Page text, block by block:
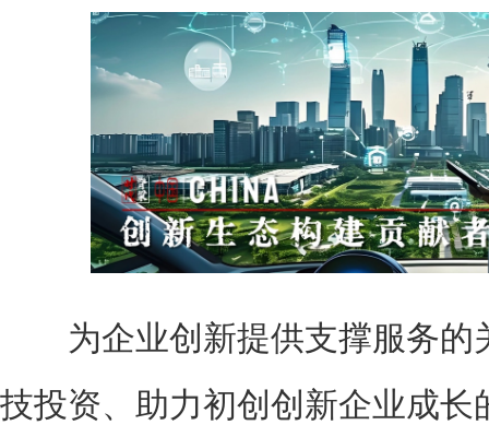
为企业创新提供支撑服务的
技投资、助力初创创新企业成长